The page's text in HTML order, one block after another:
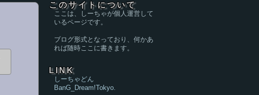
このサイトについて
ここは、しーちゃが個人運営して
いるページです。
ブログ形式となっており、何かあ
れば随時ここに書きます。
LINK
しーちゃどん
BanG_Dream!Tokyo.